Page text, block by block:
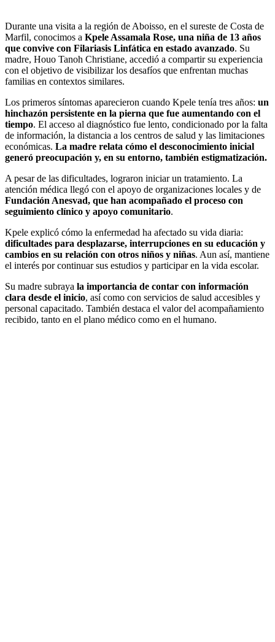
Durante una visita a la región de Aboisso, en el sureste de Costa de
Marfil, conocimos a Kpele Assamala Rose, una niña de 13 años
que convive con Filariasis Linfática en estado avanzado. Su
madre, Houo Tanoh Christiane, accedió a compartir su experiencia
con el objetivo de visibilizar los desafíos que enfrentan muchas
familias en contextos similares.
Los primeros síntomas aparecieron cuando Kpele tenía tres años: un
hinchazón persistente en la pierna que fue aumentando con el
tiempo. El acceso al diagnóstico fue lento, condicionado por la falta
de información, la distancia a los centros de salud y las limitaciones
económicas. La madre relata cómo el desconocimiento inicial
generó preocupación y, en su entorno, también estigmatización.
A pesar de las dificultades, lograron iniciar un tratamiento. La
atención médica llegó con el apoyo de organizaciones locales y de
Fundación Anesvad, que han acompañado el proceso con
seguimiento clínico y apoyo comunitario.
Kpele explicó cómo la enfermedad ha afectado su vida diaria:
dificultades para desplazarse, interrupciones en su educación y
cambios en su relación con otros niños y niñas. Aun así, mantiene
el interés por continuar sus estudios y participar en la vida escolar.
Su madre subraya la importancia de contar con información
clara desde el inicio, así como con servicios de salud accesibles y
personal capacitado. También destaca el valor del acompañamiento
recibido, tanto en el plano médico como en el humano.